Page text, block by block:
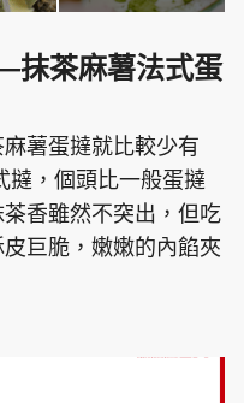
茶麻薯法式蛋
薯蛋撻就比較少有
撻，個頭比一般蛋撻
香雖然不突出，但吃
巨脆，嫩嫩的內餡夾